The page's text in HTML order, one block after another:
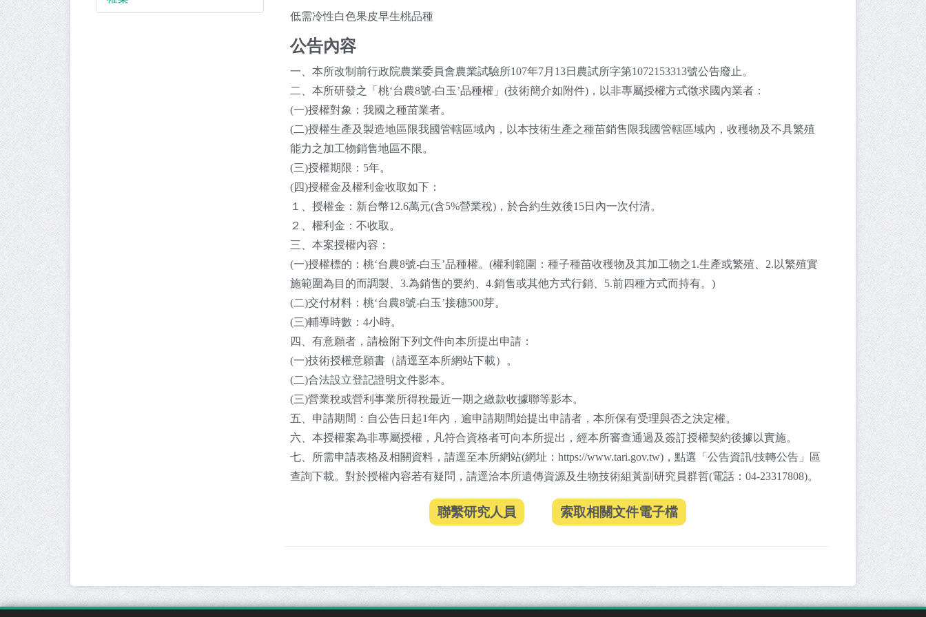
低需冷性白色果皮早生桃品種
公告內容
一、本所改制前行政院農業委員會農業試驗所107年7月13日農試所字第1072153313號公告廢止。
二、本所研發之「桃‘台農8號-白玉’品種權」(技術簡介如附件)，以非專屬授權方式徵求國內業者：
(一)授權對象：我國之種苗業者。
(二)授權生產及製造地區限我國管轄區域內，以本技術生產之種苗銷售限我國管轄區域內，收穫物及不具繁殖
能力之加工物銷售地區不限。
(三)授權期限：5年。
(四)授權金及權利金收取如下：
１、授權金：新台幣12.6萬元(含5%營業稅)，於合約生效後15日內一次付清。
２、權利金：不收取。
三、本案授權內容：
(一)授權標的：桃‘台農8號-白玉’品種權。(權利範圍：種子種苗收穫物及其加工物之1.生產或繁殖、2.以繁殖實
施範圍為目的而調製、3.為銷售的要約、4.銷售或其他方式行銷、5.前四種方式而持有。)
(二)交付材料：桃‘台農8號-白玉’接穗500芽。
(三)輔導時數：4小時。
四、有意願者，請檢附下列文件向本所提出申請：
(一)技術授權意願書（請逕至本所網站下載）。
(二)合法設立登記證明文件影本。
(三)營業稅或營利事業所得稅最近一期之繳款收據聯等影本。
五、申請期間：自公告日起1年內，逾申請期間始提出申請者，本所保有受理與否之決定權。
六、本授權案為非專屬授權，凡符合資格者可向本所提出，經本所審查通過及簽訂授權契約後據以實施。
七、所需申請表格及相關資料，請逕至本所網站(網址：https://www.tari.gov.tw)，點選「公告資訊/技轉公告」區
查詢下載。對於授權內容若有疑問，請逕洽本所遺傳資源及生物技術組黃副研究員群哲(電話：04-23317808)。